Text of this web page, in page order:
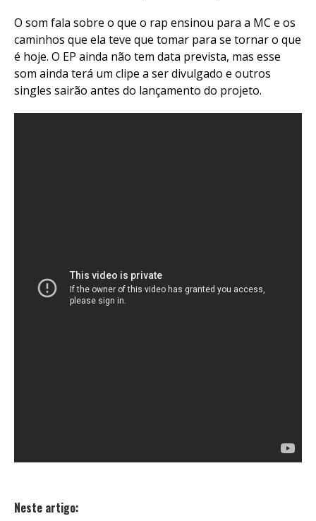
O som fala sobre o que o rap ensinou para a MC e os
caminhos que ela teve que tomar para se tornar o que
é hoje. O EP ainda não tem data prevista, mas esse
som ainda terá um clipe a ser divulgado e outros
singles sairão antes do lançamento do projeto.
Neste artigo: